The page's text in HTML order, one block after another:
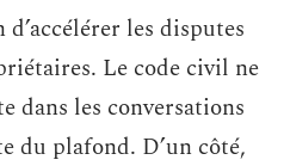
les disputes
Le code civil ne
dans les conversations
du plafond. D’un côté,